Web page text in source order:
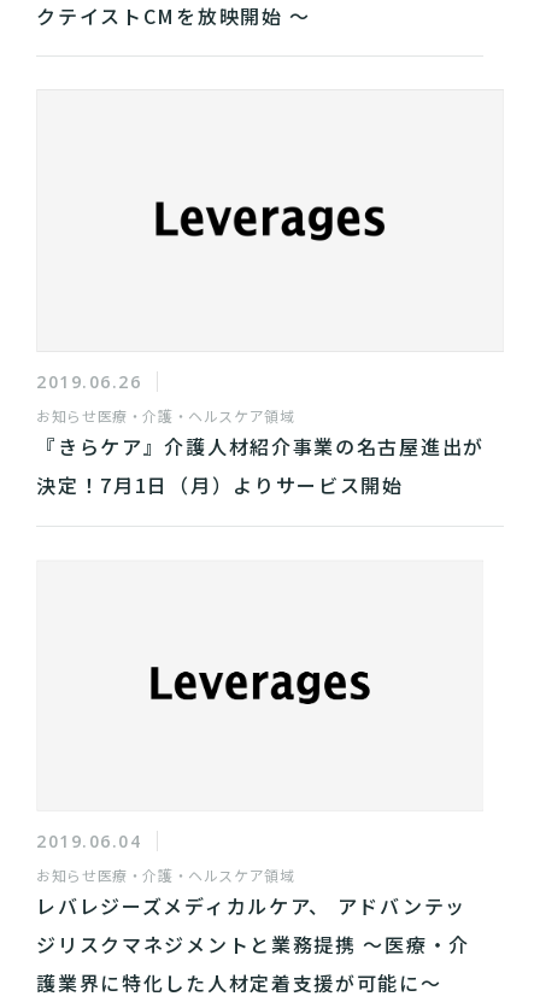
クテイストCMを放映開始 ～
2019.06.26
お知らせ医療・介護・ヘルスケア領域
『きらケア』介護人材紹介事業の名古屋進出が
決定！7月1日（月）よりサービス開始
2019.06.04
お知らせ医療・介護・ヘルスケア領域
レバレジーズメディカルケア、 アドバンテッ
ジリスクマネジメントと業務提携 〜医療・介
護業界に特化した人材定着支援が可能に〜